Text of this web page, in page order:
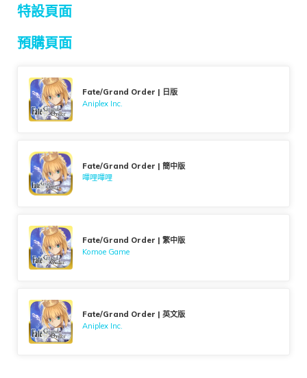
特設頁面
預購頁面
Fate/Grand Order | 日版
Aniplex Inc.
Fate/Grand Order | 簡中版
嗶哩嗶哩
Fate/Grand Order | 繁中版
Komoe Game
Fate/Grand Order | 英文版
Aniplex Inc.